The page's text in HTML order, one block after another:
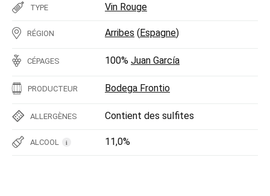
TYPE Vin Rouge
RÉGION Arribes (Espagne)
CÉPAGES 100% Juan García
PRODUCTEUR Bodega Frontio
ALLERGÈNES Contient des sulfites
ALCOOL i 11,0%